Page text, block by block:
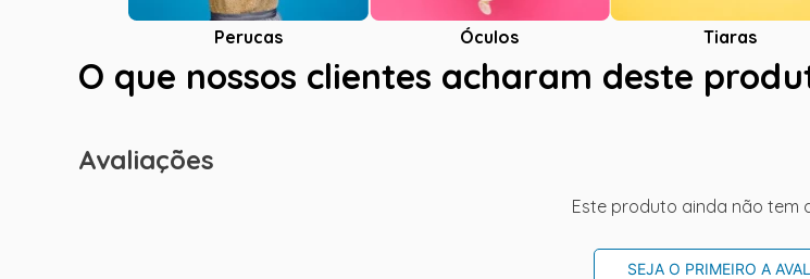
Perucas Óculos Tiaras
O que nossos clientes acharam deste
Avaliações
Este produto ainda não tem
SEJA O PRIMEIRO A